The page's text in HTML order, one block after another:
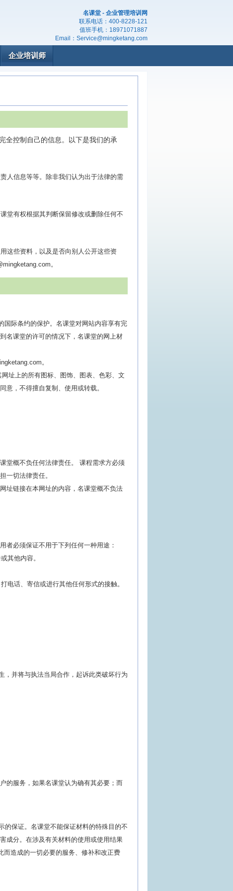
名课堂 - 企业管理培训网
联系电话： 400-8228-121
值班手机： 18971071887
Email： Service@mingketang.com
企业培训师
全控制自己的信息。以下是我们的承
人信息等等。除非我们认为出于法律的需
堂有权根据其判断保留修改或删除任何不
这些资料，以及是否向别人公开这些资
。
国际条约的保护。名课堂对网站内容享有完
名课堂的许可的情况下，名课堂的网上材
。
址上的所有图标、图饰、图表、色彩、文
意，不得擅自复制、使用或转载。
堂概不负任何法律责任。 课程需求方必须
一切法律责任。
址链接在本网址的内容，名课堂概不负法
者必须保证不用于下列任何一种用途：
其他内容。
电话、寄信或进行其他任何形式的接触。
，并将与执法当局合作，起诉此类破坏行为
的服务，如果名课堂认为确有其必要；而
保证。名课堂不能保证材料的特殊目的不
成分。在涉及有关材料的使用或使用结果
而造成的一切必要的服务、修补和改正费